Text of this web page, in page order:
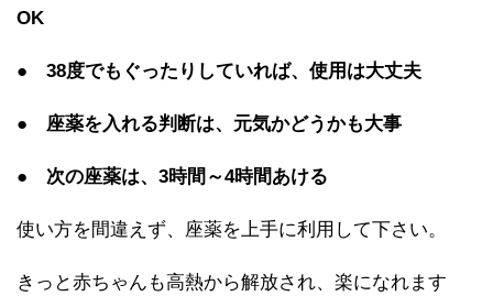
OK
● 38度でもぐったりしていれば、使用は大丈夫
● 座薬を入れる判断は、元気かどうかも大事
● 次の座薬は、3時間～4時間あける
使い方を間違えず、座薬を上手に利用して下さい。
きっと赤ちゃんも高熱から解放され、楽になれます